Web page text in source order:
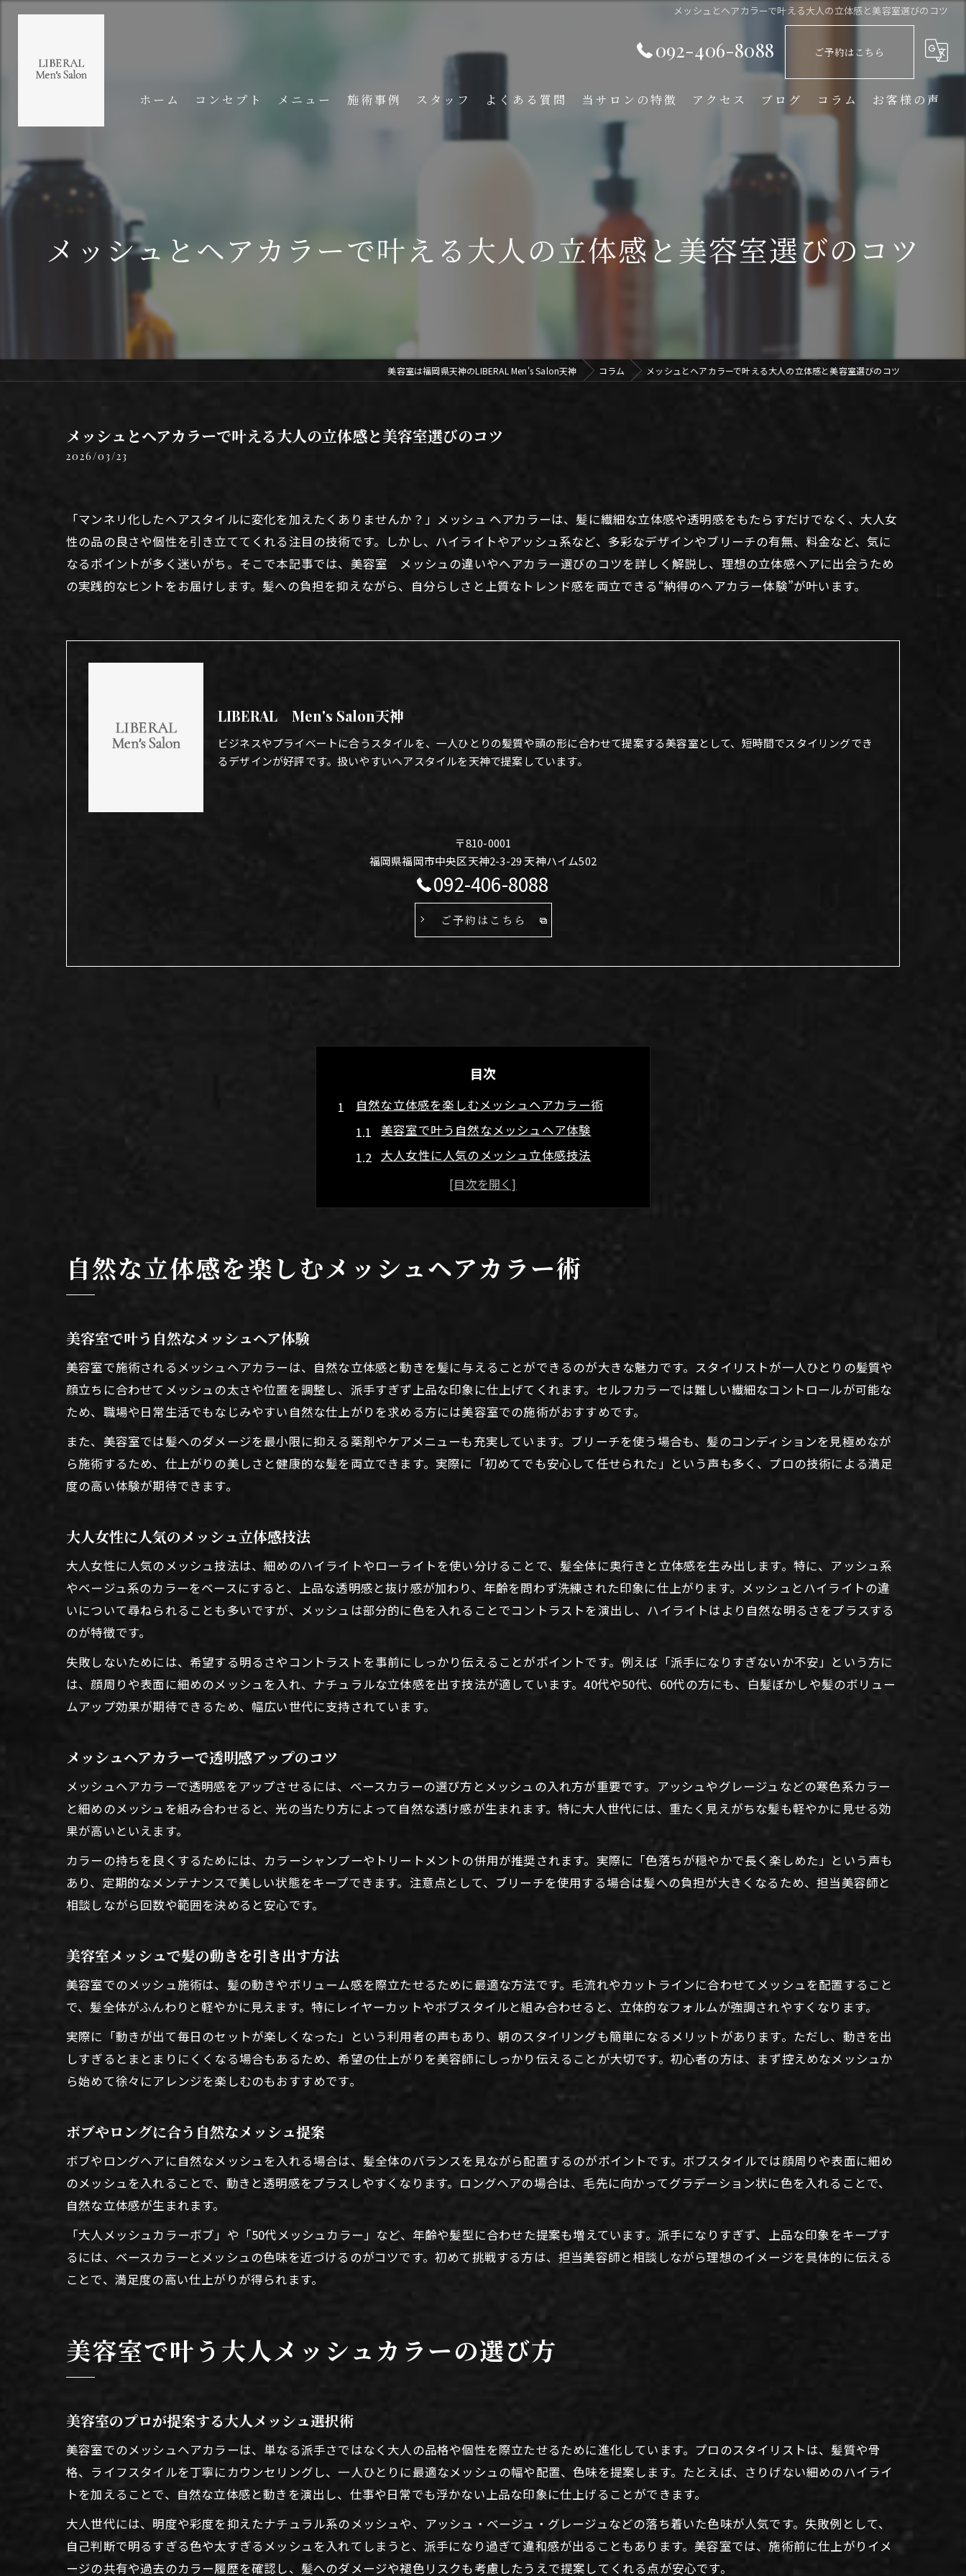
メッシュとヘアカラーで叶える大人の立体感と美容室選びのコツ
092-406-8088 ご予約はこちら
ホーム コンセプト メニュー 施術事例 スタッフ よくある質問 当サロンの特徴
メンズ
くせ毛
フェード
イメチェン
アクセス ブログ コラム お客様の声
メッシュとヘアカラーで叶える大人の立体感と美容室選びのコツ
美容室は福岡県天神のLIBERAL Men's Salon天神 コラム メッシュとヘアカラーで叶える大人の立体感と美容室選びのコツ
メッシュとヘアカラーで叶える大人の立体感と美容室選びのコツ
2026/03/23
「マンネリ化したヘアスタイルに変化を加えたくありませんか？」メッシュ ヘアカラーは、髪に繊細な立体感や透明感をもたらすだけでなく、大人女
性の品の良さや個性を引き立ててくれる注目の技術です。しかし、ハイライトやアッシュ系など、多彩なデザインやブリーチの有無、料金など、気に
なるポイントが多く迷いがち。そこで本記事では、美容室 メッシュの違いやヘアカラー選びのコツを詳しく解説し、理想の立体感ヘアに出会うため
の実践的なヒントをお届けします。髪への負担を抑えながら、自分らしさと上質なトレンド感を両立できる“納得のヘアカラー体験”が叶います。
LIBERAL Men's Salon天神
ビジネスやプライベートに合うスタイルを、一人ひとりの髪質や頭の形に合わせて提案する美容室として、短時間でスタイリングでき
るデザインが好評です。扱いやすいヘアスタイルを天神で提案しています。
〒810-0001
福岡県福岡市中央区天神2-3-29 天神ハイム502
092-406-8088
ご予約はこちら
目次
自然な立体感を楽しむメッシュヘアカラー術
美容室で叶う自然なメッシュヘア体験
大人女性に人気のメッシュ立体感技法
メッシュヘアカラーで透明感アップのコツ
美容室メッシュで髪の動きを引き出す方法
美容室で叶う大人メッシュカラーの選び方
美容室のプロが提案する大人メッシュ選択術
美容室メッシュで理想の大人髪を実現する
ハイライトとメッシュの違い徹底解説
メッシュとハイライト印象の差を解説
髪に優しいメッシュカラーの秘訣とは
美容室で実践する髪に優しいメッシュ術
ダメージを抑えるメッシュヘアカラー方法
髪質診断で選ぶ傷みにくいメッシュカラー
美容室ならではの髪を守るメッシュ技法
アッシュや明るい色味で魅せる旬のヘアカラー
透明感を増す美容室アッシュメッシュ体験
派手すぎない旬色メッシュの選び方ガイド
ブリーチの有無で変わるメッシュの持ち味
美容室で選ぶブリーチありなしメッシュ法
ブリーチ有無で違う立体感の演出ポイント
自然な立体感を楽しむメッシュヘアカラー術
美容室で叶う自然なメッシュヘア体験
美容室で施術されるメッシュヘアカラーは、自然な立体感と動きを髪に与えることができるのが大きな魅力です。スタイリストが一人ひとりの髪質や
顔立ちに合わせてメッシュの太さや位置を調整し、派手すぎず上品な印象に仕上げてくれます。セルフカラーでは難しい繊細なコントロールが可能な
ため、職場や日常生活でもなじみやすい自然な仕上がりを求める方には美容室での施術がおすすめです。
また、美容室では髪へのダメージを最小限に抑える薬剤やケアメニューも充実しています。ブリーチを使う場合も、髪のコンディションを見極めなが
ら施術するため、仕上がりの美しさと健康的な髪を両立できます。実際に「初めてでも安心して任せられた」という声も多く、プロの技術による満足
度の高い体験が期待できます。
大人女性に人気のメッシュ立体感技法
大人女性に人気のメッシュ技法は、細めのハイライトやローライトを使い分けることで、髪全体に奥行きと立体感を生み出します。特に、アッシュ系
やベージュ系のカラーをベースにすると、上品な透明感と抜け感が加わり、年齢を問わず洗練された印象に仕上がります。メッシュとハイライトの違
いについて尋ねられることも多いですが、メッシュは部分的に色を入れることでコントラストを演出し、ハイライトはより自然な明るさをプラスする
のが特徴です。
失敗しないためには、希望する明るさやコントラストを事前にしっかり伝えることがポイントです。例えば「派手になりすぎないか不安」という方に
は、顔周りや表面に細めのメッシュを入れ、ナチュラルな立体感を出す技法が適しています。40代や50代、60代の方にも、白髪ぼかしや髪のボリュー
ムアップ効果が期待できるため、幅広い世代に支持されています。
メッシュヘアカラーで透明感アップのコツ
メッシュヘアカラーで透明感をアップさせるには、ベースカラーの選び方とメッシュの入れ方が重要です。アッシュやグレージュなどの寒色系カラー
と細めのメッシュを組み合わせると、光の当たり方によって自然な透け感が生まれます。特に大人世代には、重たく見えがちな髪も軽やかに見せる効
果が高いといえます。
カラーの持ちを良くするためには、カラーシャンプーやトリートメントの併用が推奨されます。実際に「色落ちが穏やかで長く楽しめた」という声も
あり、定期的なメンテナンスで美しい状態をキープできます。注意点として、ブリーチを使用する場合は髪への負担が大きくなるため、担当美容師と
相談しながら回数や範囲を決めると安心です。
美容室メッシュで髪の動きを引き出す方法
美容室でのメッシュ施術は、髪の動きやボリューム感を際立たせるために最適な方法です。毛流れやカットラインに合わせてメッシュを配置すること
で、髪全体がふんわりと軽やかに見えます。特にレイヤーカットやボブスタイルと組み合わせると、立体的なフォルムが強調されやすくなります。
実際に「動きが出て毎日のセットが楽しくなった」という利用者の声もあり、朝のスタイリングも簡単になるメリットがあります。ただし、動きを出
しすぎるとまとまりにくくなる場合もあるため、希望の仕上がりを美容師にしっかり伝えることが大切です。初心者の方は、まず控えめなメッシュか
ら始めて徐々にアレンジを楽しむのもおすすめです。
ボブやロングに合う自然なメッシュ提案
ボブやロングヘアに自然なメッシュを入れる場合は、髪全体のバランスを見ながら配置するのがポイントです。ボブスタイルでは顔周りや表面に細め
のメッシュを入れることで、動きと透明感をプラスしやすくなります。ロングヘアの場合は、毛先に向かってグラデーション状に色を入れることで、
自然な立体感が生まれます。
「大人メッシュカラーボブ」や「50代メッシュカラー」など、年齢や髪型に合わせた提案も増えています。派手になりすぎず、上品な印象をキープす
るには、ベースカラーとメッシュの色味を近づけるのがコツです。初めて挑戦する方は、担当美容師と相談しながら理想のイメージを具体的に伝える
ことで、満足度の高い仕上がりが得られます。
美容室で叶う大人メッシュカラーの選び方
美容室のプロが提案する大人メッシュ選択術
美容室でのメッシュヘアカラーは、単なる派手さではなく大人の品格や個性を際立たせるために進化しています。プロのスタイリストは、髪質や骨
格、ライフスタイルを丁寧にカウンセリングし、一人ひとりに最適なメッシュの幅や配置、色味を提案します。たとえば、さりげない細めのハイライ
トを加えることで、自然な立体感と動きを演出し、仕事や日常でも浮かない上品な印象に仕上げることができます。
大人世代には、明度や彩度を抑えたナチュラル系のメッシュや、アッシュ・ベージュ・グレージュなどの落ち着いた色味が人気です。失敗例として、
自己判断で明るすぎる色や太すぎるメッシュを入れてしまうと、派手になり過ぎて違和感が出ることもあります。美容室では、施術前に仕上がりイメ
ージの共有や過去のカラー履歴を確認し、髪へのダメージや褪色リスクも考慮したうえで提案してくれる点が安心です。